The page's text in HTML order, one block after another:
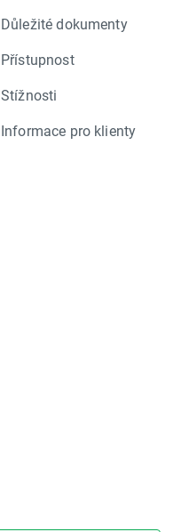
Důležité dokumenty
Přístupnost
Stížnosti
Informace pro klienty